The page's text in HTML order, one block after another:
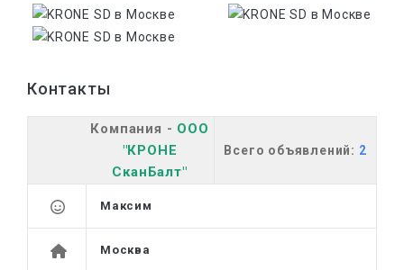
Контакты
Компания - ООО
"КРОНЕ
СканБалт"
Всего объявлений: 2
Максим
Москва